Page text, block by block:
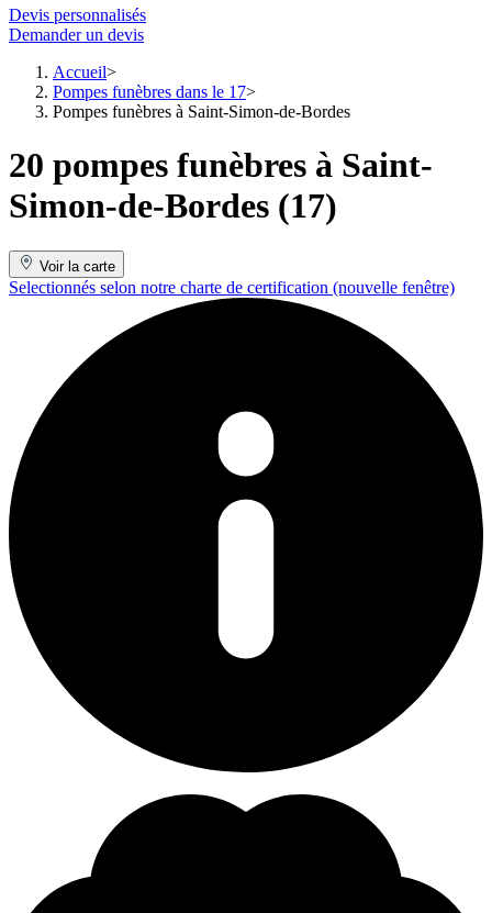
Devis personnalisés
Demander un devis
Accueil
Pompes funèbres dans le 17
Pompes funèbres à Saint-Simon-de-Bordes
20 pompes funèbres à Saint-
Simon-de-Bordes (17)
Voir la carte
Selectionnés selon notre charte de certification (nouvelle fenêtre)